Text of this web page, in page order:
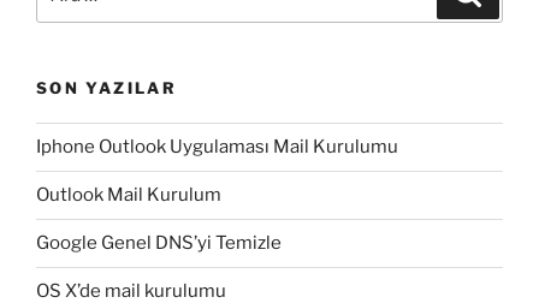
SON YAZILAR
Iphone Outlook Uygulaması Mail Kurulumu
Outlook Mail Kurulum
Google Genel DNS’yi Temizle
OS X’de mail kurulumu